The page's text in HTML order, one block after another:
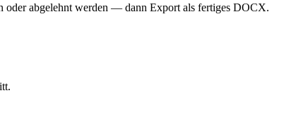
oder abgelehnt werden — dann Export als fertiges DOCX.